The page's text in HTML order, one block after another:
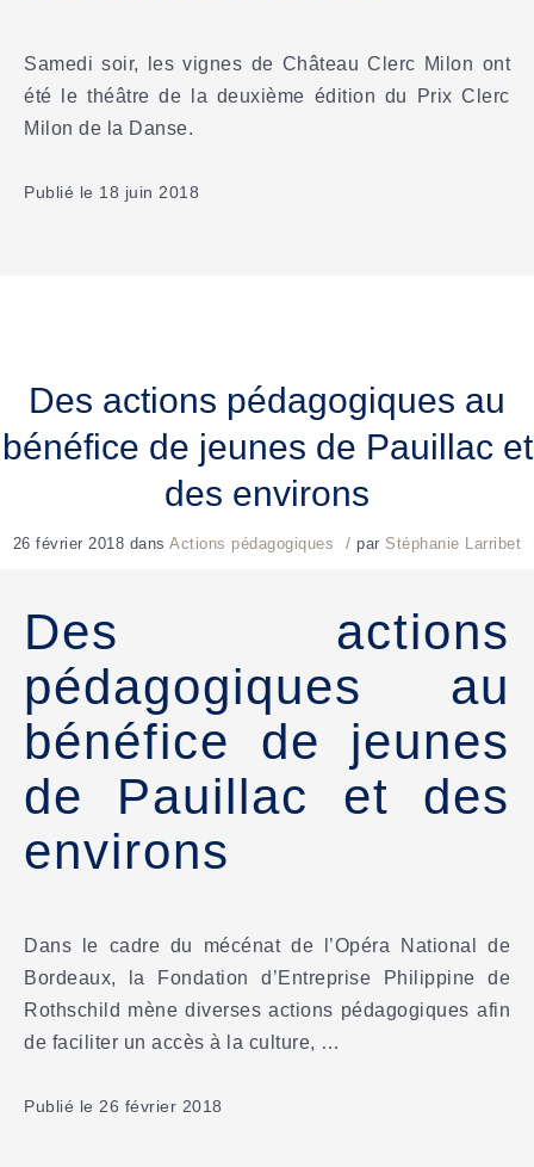
Samedi soir, les vignes de Château Clerc Milon ont
été le théâtre de la deuxième édition du Prix Clerc
Milon de la Danse.
Publié le 18 juin 2018
Des actions pédagogiques au
bénéfice de jeunes de Pauillac et
des environs
26 février 2018 dansActions pédagogiques / par Stéphanie Larribet
Des actions
pédagogiques au
bénéfice de jeunes
de Pauillac et des
environs
Dans le cadre du mécénat de l’Opéra National de
Bordeaux, la Fondation d’Entreprise Philippine de
Rothschild mène diverses actions pédagogiques afin
de faciliter un accès à la culture, …
Publié le 26 février 2018